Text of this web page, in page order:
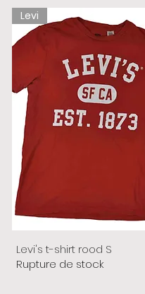
Levi
Levi's t-shirt rood S
Rupture de stock